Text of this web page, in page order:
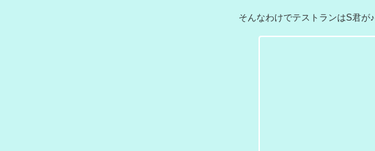
そんなわけでテストランはS君が♪